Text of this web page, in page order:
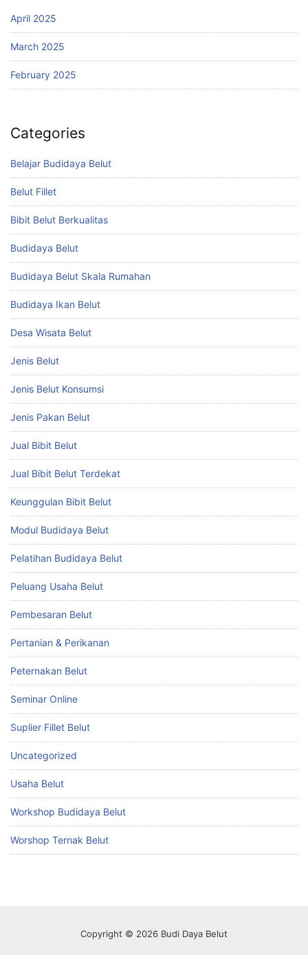
April 2025
March 2025
February 2025
Categories
Belajar Budidaya Belut
Belut Fillet
Bibit Belut Berkualitas
Budidaya Belut
Budidaya Belut Skala Rumahan
Budidaya Ikan Belut
Desa Wisata Belut
Jenis Belut
Jenis Belut Konsumsi
Jenis Pakan Belut
Jual Bibit Belut
Jual Bibit Belut Terdekat
Keunggulan Bibit Belut
Modul Budidaya Belut
Pelatihan Budidaya Belut
Peluang Usaha Belut
Pembesaran Belut
Pertanian & Perikanan
Peternakan Belut
Seminar Online
Suplier Fillet Belut
Uncategorized
Usaha Belut
Workshop Budidaya Belut
Worshop Ternak Belut
Copyright © 2026 Budi Daya Belut